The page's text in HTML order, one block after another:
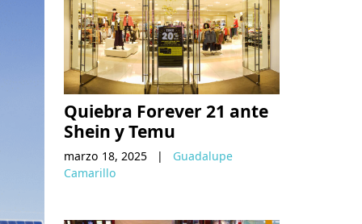
Quiebra Forever 21 ante
Shein y Temu
marzo 18, 2025 |
Guadalupe
Camarillo